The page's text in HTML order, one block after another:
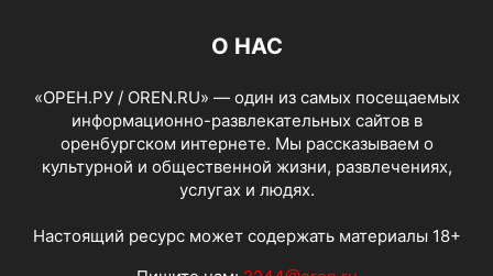
О НАС
«ОРЕН.РУ / OREN.RU» — один из самых посещаемых
информационно-развлекательных сайтов в
оренбургском интернете. Мы рассказываем о
культурной и общественной жизни, развлечениях,
услугах и людях.
Настоящий ресурс может содержать материалы 18+